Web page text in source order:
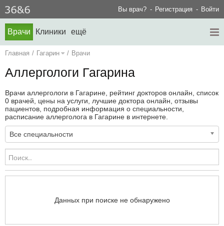
Вы врач? Регистрация Войти
Врачи Клиники ещё
Главная / Гагарин / Врачи
Аллергологи Гагарина
Врачи аллергологи в Гагарине, рейтинг докторов онлайн, список
0 врачей, цены на услуги, лучшие доктора онлайн, отзывы
пациентов, подробная информация о специальности,
расписание аллерголога в Гагарине в интернете.
Все специальности
Данных при поиске не обнаружено